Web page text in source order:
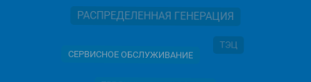
РАСПРЕДЕЛЕННАЯ ГЕНЕРАЦИЯ
СЕРВИСНОЕ ОБСЛУЖИВАНИЕ
ТЭЦ